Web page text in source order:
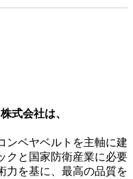
式会社は、
ンベヤベルトを主軸に建
クと国家防衛産業に必要
力を基に、最高の品質を